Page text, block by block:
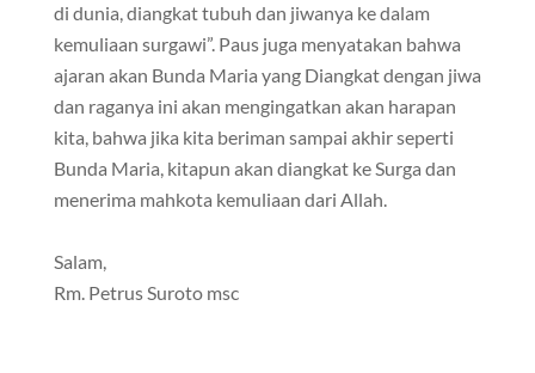
di dunia, diangkat tubuh dan jiwanya ke dalam
kemuliaan surgawi”. Paus juga menyatakan bahwa
ajaran akan Bunda Maria yang Diangkat dengan jiwa
dan raganya ini akan mengingatkan akan harapan
kita, bahwa jika kita beriman sampai akhir seperti
Bunda Maria, kitapun akan diangkat ke Surga dan
menerima mahkota kemuliaan dari Allah.
Salam,
Rm. Petrus Suroto msc